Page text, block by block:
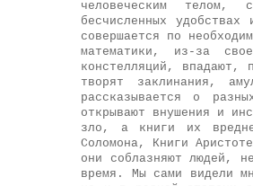
человеческим телом,
бесчисленных
совершается по
математики, из-за
констелляций, впадают,
творят заклинания,
рассказывается о
открывают внушения и
зло, а книги их
Соломона, Книги
они соблазняют людей,
время. Мы сами видели